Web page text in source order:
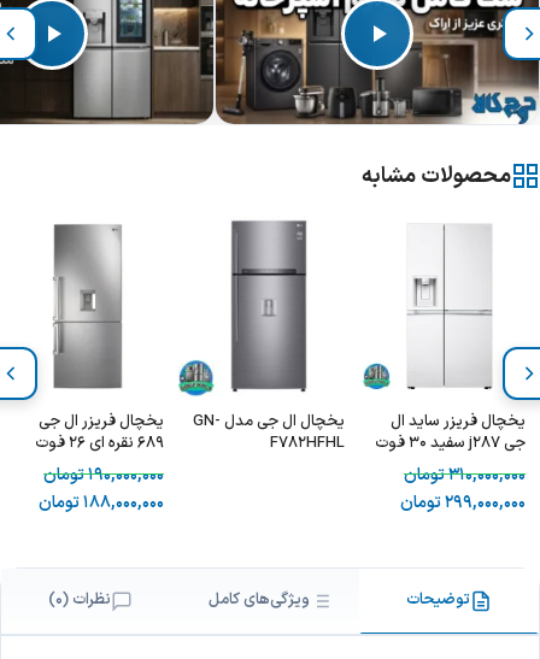
محصولات مشابه
یخچال فریزر ساید ال
جی j287 سفید 30 فوت
310,000,000تومان
299,000,000تومان
یخچال ال جی مدل GN-
F782HFHL
یخچال فریزر ال جی
689 نقره ای 26 فوت
190,000,000تومان
188,000,000تومان
توضیحات ویژگی‌های کامل نظرات (0)